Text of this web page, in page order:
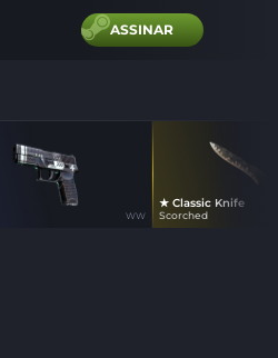
ASSINAR
WW
★ Classic Knife
Scorched